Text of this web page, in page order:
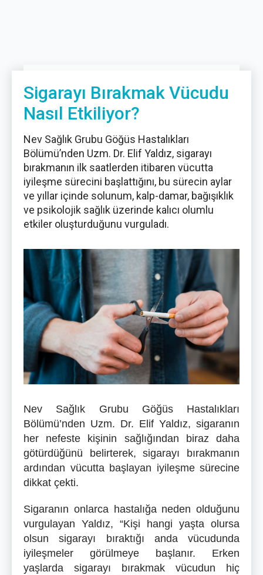
Sigarayı Bırakmak Vücudu
Nasıl Etkiliyor?
Nev Sağlık Grubu Göğüs Hastalıkları
Bölümü’nden Uzm. Dr. Elif Yaldız, sigarayı
bırakmanın ilk saatlerden itibaren vücutta
iyileşme sürecini başlattığını, bu sürecin aylar
ve yıllar içinde solunum, kalp-damar, bağışıklık
ve psikolojik sağlık üzerinde kalıcı olumlu
etkiler oluşturduğunu vurguladı.
Nev Sağlık Grubu Göğüs Hastalıkları
Bölümü’nden Uzm. Dr. Elif Yaldız, sigaranın
her nefeste kişinin sağlığından biraz daha
götürdüğünü belirterek, sigarayı bırakmanın
ardından vücutta başlayan iyileşme sürecine
dikkat çekti.
Sigaranın onlarca hastalığa neden olduğunu
vurgulayan Yaldız, “Kişi hangi yaşta olursa
olsun sigarayı bıraktığı anda vücudunda
iyileşmeler görülmeye başlanır. Erken
yaşlarda sigarayı bırakmak vücudun hiç